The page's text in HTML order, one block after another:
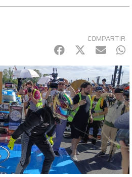
COMPARTIR
Facebook
Twitter
mail